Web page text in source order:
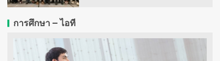
การศึกษา – ไอที